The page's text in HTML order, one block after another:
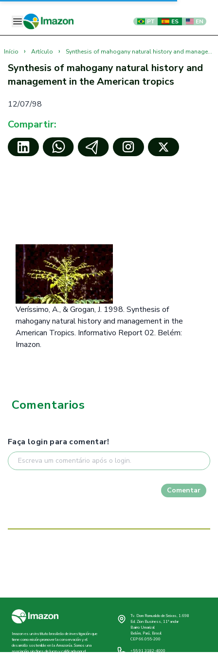
PT ES EN
Início › Artículo › Synthesis of mahogany natural history and management in the American tropics
Synthesis of mahogany natural history and
management in the American tropics
12/07/98
Compartir:
Veríssimo, A., & Grogan, J. 1998. Synthesis of
mahogany natural history and management in the
American Tropics. Informativo Report 02. Belém:
Imazon.
Comentarios
Faça login para comentar!
Comentar
Imazon es un instituto brasileño de investigación que
tiene como misión promover la conservación y el
desarrollo sostenible en la Amazonía. Somos una
asociación sin fines de lucro y calificada por el
Tv. Dom Romualdo de Seixas, 1.698
Ed. Zion Business, 11º andar
Bairro Umarizal
Belém, Pará, Brasil
CEP 66.055-200
+55 91 3182-4000